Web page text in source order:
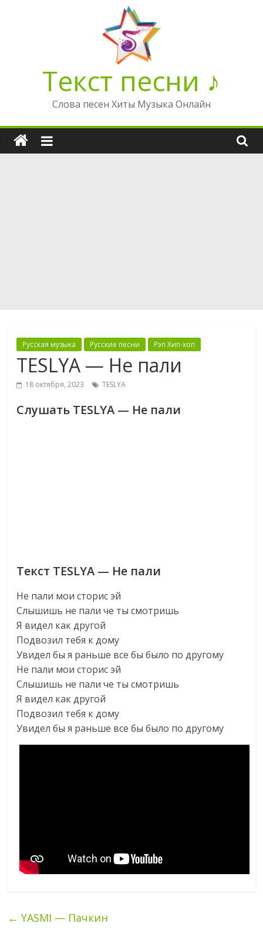
Текст песни ♪
Слова песен Хиты Музыка Онлайн
Русская музыка Русские песни Рэп Хип-хоп
TESLYA — Не пали
18 октября, 2023 TESLYA
Слушать TESLYA — Не пали
Текст TESLYA — Не пали
Не пали мои сторис эй
Слышишь не пали че ты смотришь
Я видел как другой
Подвозил тебя к дому
Увидел бы я раньше все бы было по другому
Не пали мои сторис эй
Слышишь не пали че ты смотришь
Я видел как другой
Подвозил тебя к дому
Увидел бы я раньше все бы было по другому
← YASMI — Пачкин